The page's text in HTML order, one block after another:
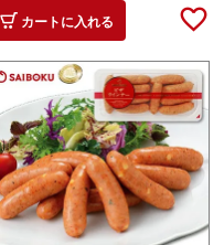
カートに入れる